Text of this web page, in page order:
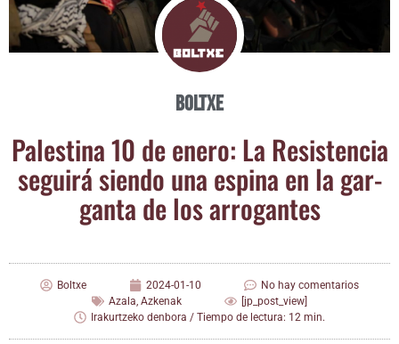
Boltxe
Pales­ti­na 10 de enero: La Resis­ten­cia
segui­rá sien­do una espi­na en la gar­
gan­ta de los arrogantes
Boltxe 2024-01-10
No hay comentarios
Azala, Azkenak
[jp_post_view]
Irakurtzeko denbora / Tiempo de lectura: 12 min.